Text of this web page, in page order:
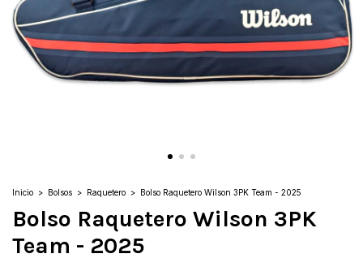
Inicio > Bolsos > Raquetero > Bolso Raquetero Wilson 3PK Team - 2025
Bolso Raquetero Wilson 3PK
Team - 2025